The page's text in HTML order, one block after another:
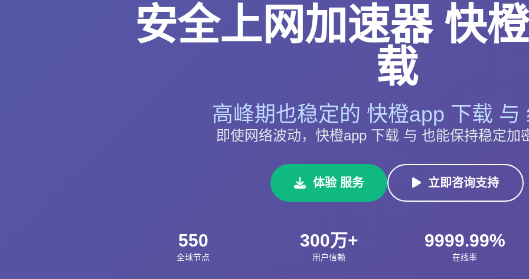
安全上网加速器 快
载
高峰期也稳定的 快橙app 下载 与
即使网络波动，快橙app 下载 与 也能保持稳定加
体验 服务 立即咨询支持
550
全球节点
300万+
用户信赖
9999.99%
在线率